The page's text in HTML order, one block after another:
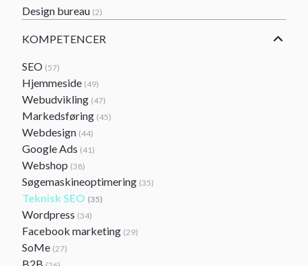
Design bureau (2)
KOMPETENCER
SEO (57)
Hjemmeside (49)
Webudvikling (47)
Markedsføring (45)
Webdesign (44)
Google Ads (41)
Webshop (38)
Søgemaskineoptimering (35)
Teknisk SEO (35)
Wordpress (34)
Facebook marketing (29)
SoMe (27)